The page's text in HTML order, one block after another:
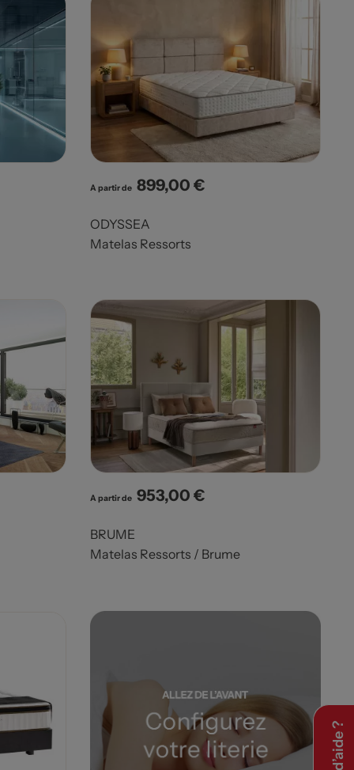
A partir de Prix
899,00 €
ODYSSEA
Matelas Ressorts
A partir de Prix
953,00 €
BRUME
Matelas Ressorts / Brume